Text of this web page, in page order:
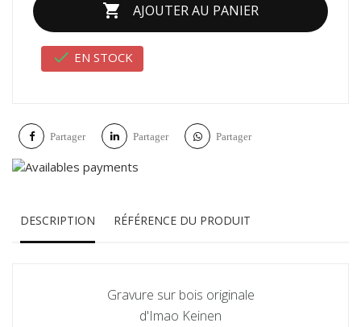
 AJOUTER AU PANIER
 EN STOCK
Partager Partager Partager
DESCRIPTION RÉFÉRENCE DU PRODUIT
Gravure sur bois originale
d'Imao Keinen